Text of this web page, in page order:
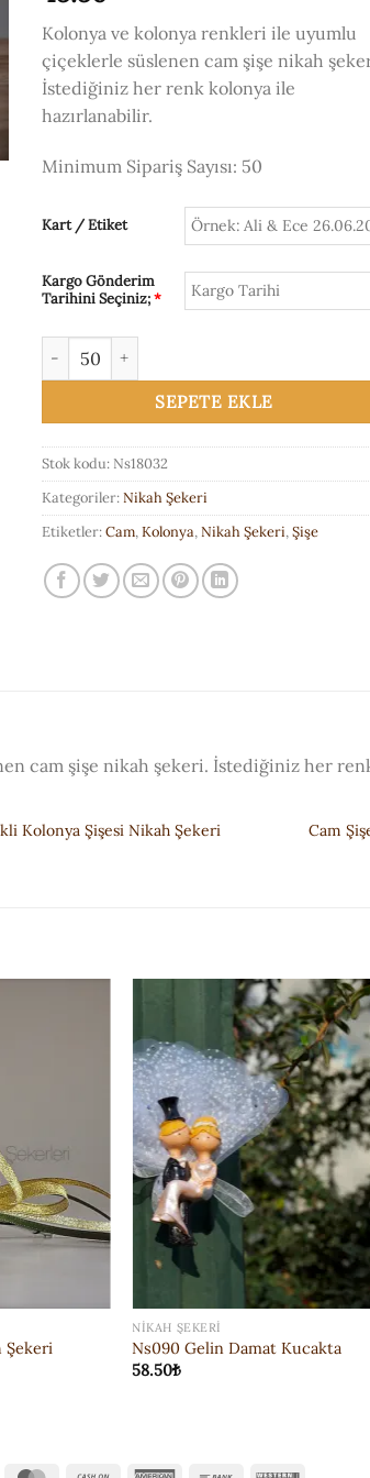
Kolonya ve kolonya renkleri ile uyumlu
çiçeklerle süslenen cam şişe nikah
İstediğiniz her renk kolonya ile
hazırlanabilir.
Minimum Sipariş Sayısı: 50
Kart / Etiket
Kargo Gönderim
Tarihini Seçiniz;*
Ns18032 Cam Kolonya Şişesi adet
SEPETE EKLE
Stok kodu: Ns18032
Kategoriler:Nikah Şekeri
Etiketler:Cam,Kolonya,Nikah Şekeri,Şişe
cam şişe nikah şekeri. İstediğiniz her
Kolonya Şişesi Nikah Şekeri Cam
Şekeri
ISTEK
LISTESI'NE
EKLE
NIKAH ŞEKERI
Ns090 Gelin Damat Kucakta
58.50₺